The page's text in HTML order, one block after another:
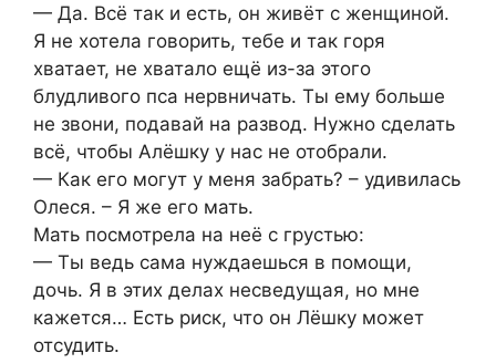
— Да. Всё так и есть, он живёт с женщиной.
Я не хотела говорить, тебе и так горя
хватает, не хватало ещё из-за этого
блудливого пса нервничать. Ты ему больше
не звони, подавай на развод. Нужно сделать
всё, чтобы Алёшку у нас не отобрали.
— Как его могут у меня забрать? – удивилась
Олеся. – Я же его мать.
Мать посмотрела на неё с грустью:
— Ты ведь сама нуждаешься в помощи,
дочь. Я в этих делах несведущая, но мне
кажется… Есть риск, что он Лёшку может
отсудить.